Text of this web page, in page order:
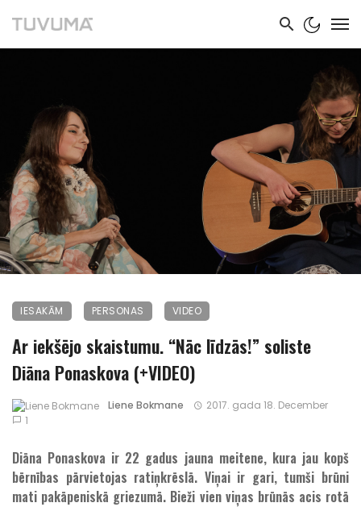
IESAKĀM PERSONAS VIDEO
Ar iekšējo skaistumu. “Nāc līdzās!” soliste
Diāna Ponaskova (+VIDEO)
Liene Bokmane
2017. gada 18. December
1
Diāna Ponaskova ir 22 gadus jauna meitene, kura jau kopš
bērnības pārvietojas ratiņkrēslā. Viņai ir gari, tumši brūni
mati pakāpeniskā griezumā. Bieži vien viņas brūnās acis rotā